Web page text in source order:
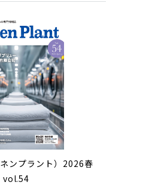
ンプラント）2026春
vol.54